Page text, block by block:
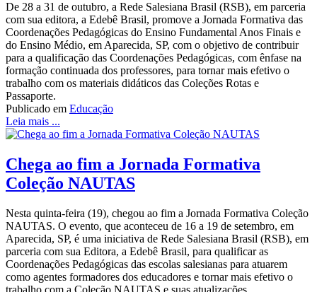
De 28 a 31 de outubro, a Rede Salesiana Brasil (RSB), em parceria
com sua editora, a Edebê Brasil, promove a Jornada Formativa das
Coordenações Pedagógicas do Ensino Fundamental Anos Finais e
do Ensino Médio, em Aparecida, SP, com o objetivo de contribuir
para a qualificação das Coordenações Pedagógicas, com ênfase na
formação continuada dos professores, para tornar mais efetivo o
trabalho com os materiais didáticos das Coleções Rotas e
Passaporte.
Publicado em Educação
Leia mais ...
Chega ao fim a Jornada Formativa
Coleção NAUTAS
Nesta quinta-feira (19), chegou ao fim a Jornada Formativa Coleção
NAUTAS. O evento, que aconteceu de 16 a 19 de setembro, em
Aparecida, SP, é uma iniciativa de Rede Salesiana Brasil (RSB), em
parceria com sua Editora, a Edebê Brasil, para qualificar as
Coordenações Pedagógicas das escolas salesianas para atuarem
como agentes formadores dos educadores e tornar mais efetivo o
trabalho com a Coleção NAUTAS e suas atualizações.